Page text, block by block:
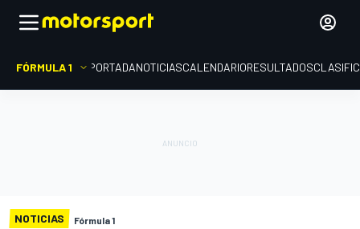
FÓRMULA 1 PORTADANOTICIASCALENDARIORESULTADOS
NOTICIAS Fórmula 1